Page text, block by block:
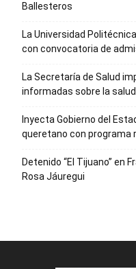
Ballesteros
La Universidad
con convocatoria de
La Secretaría de Salud
informadas sobre la
Inyecta Gobierno del
queretano con programa
Detenido “El Tijuano” en
Rosa Jáuregui